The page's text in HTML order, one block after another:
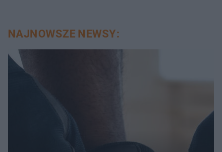
NAJNOWSZE NEWSY: